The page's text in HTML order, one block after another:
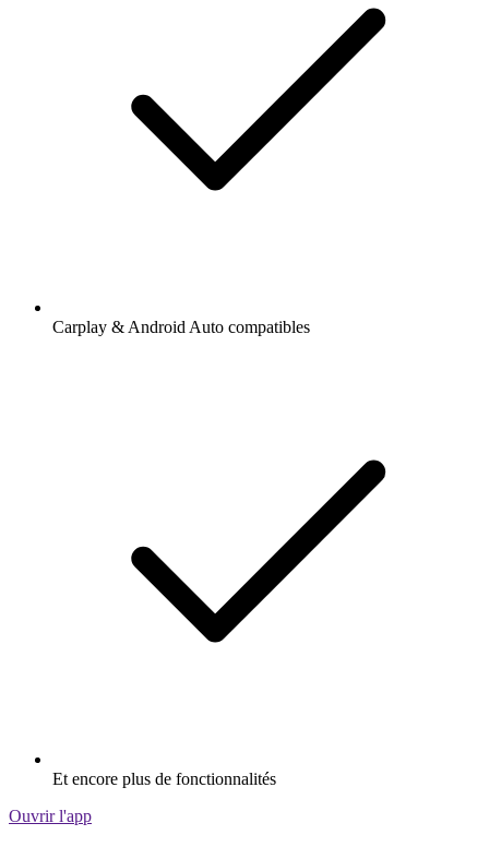
Carplay & Android Auto compatibles
Et encore plus de fonctionnalités
Ouvrir l'app